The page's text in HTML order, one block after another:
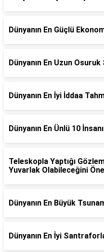
Dünyanın En Güçlü
Dünyanın En Uzun Osuruk
Dünyanın En İyi İddaa
Dünyanın En Ünlü 10 İnsanı
Teleskopla Yaptığı
Yuvarlak Olabileceğini
Dünyanın En Büyük
Dünyanın En İyi